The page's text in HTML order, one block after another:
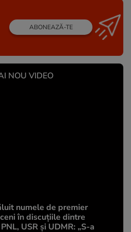
ABONEAZĂ-TE
NOU VIDEO
numele de premier
în discuțiile dintre
USR și UDMR: „S-a